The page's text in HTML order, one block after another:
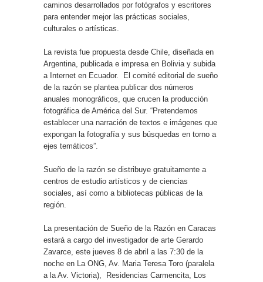
caminos desarrollados por fotógrafos y escritores
para entender mejor las prácticas sociales,
culturales o artísticas.
La revista fue propuesta desde Chile, diseñada en
Argentina, publicada e impresa en Bolivia y subida
a Internet en Ecuador. El comité editorial de sueño
de la razón se plantea publicar dos números
anuales monográficos, que crucen la producción
fotográfica de América del Sur. “Pretendemos
establecer una narración de textos e imágenes que
expongan la fotografía y sus búsquedas en torno a
ejes temáticos”.
Sueño de la razón se distribuye gratuitamente a
centros de estudio artísticos y de ciencias
sociales, así como a bibliotecas públicas de la
región.
La presentación de Sueño de la Razón en Caracas
estará a cargo del investigador de arte Gerardo
Zavarce, este jueves 8 de abril a las 7:30 de la
noche en La ONG, Av. Maria Teresa Toro (paralela
a la Av. Victoria), Residencias Carmencita, Los